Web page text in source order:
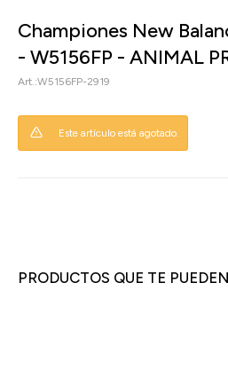
Championes New
- W5156FP - ANIMAL
W5156FP-2919
Este artículo está agotado.
PRODUCTOS QUE TE